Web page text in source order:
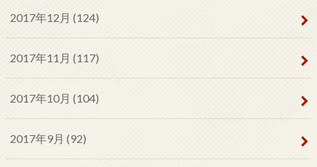
2017年12月 (124)
2017年11月 (117)
2017年10月 (104)
2017年9月 (92)